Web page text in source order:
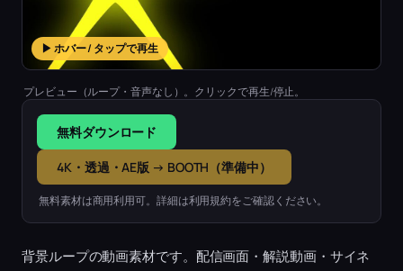
▶ ホバー / タップで再生
プレビュー（ループ・音声なし）。クリックで再生/停止。
無料ダウンロード
4K・透過・AE版 → BOOTH（準備中）
無料素材は商用利用可。詳細は利用規約をご確認ください。
背景ループの動画素材です。配信画面・解説動画・サイネ